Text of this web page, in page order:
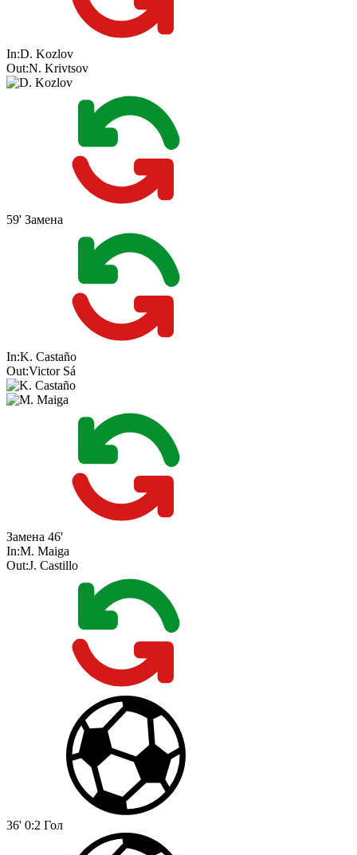
In:D. Kozlov
Out:N. Krivtsov
59' Замена
In:K. Castaño
Out:Victor Sá
Замена 46'
In:M. Maiga
Out:J. Castillo
36' 0:2 Гол